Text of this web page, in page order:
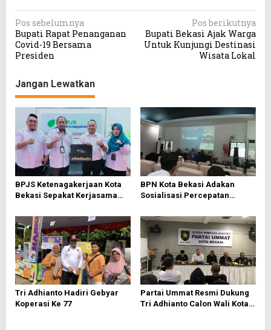
N
a
v
g
a
i
p
o
s
Pos sebelumnya
Bupati Rapat Penanganan
Covid-19 Bersama
Presiden
Pos berikutnya
Bupati Bekasi Ajak Warga
Untuk Kunjungi Destinasi
Wisata Lokal
Jangan Lewatkan
BPJS Ketenagakerjaan Kota
Bekasi Sepakat Kerjasama
BPN Kota Bekasi Adakan
Sosialisasi Percepatan
Tri Adhianto Hadiri Gebyar
Koperasi Ke 77
Partai Ummat Resmi Dukung
Tri Adhianto Calon Wali Kota